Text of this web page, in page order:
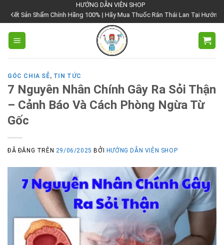
đến
nội
dung
HƯỚNG DẪN VIÊN SHOP
Chính Hãng 100% | Hãy Mua Thuốc Rắn Thái Lan Tại Hướng Dẫn Viên Shop
GÓC CHIA SẺ, TIN TỨC
7 Nguyên Nhân Chính Gây Ra Sỏi Thận
– Cảnh Báo Và Cách Phòng Ngừa Từ
Gốc
ĐÃ ĐĂNG TRÊN 29/06/2025 BỞI HƯỚNG DẪN VIÊN SHOP